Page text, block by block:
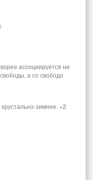
ассоциируется не
а со свободо
зимнее. +2